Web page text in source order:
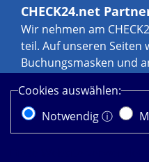
CHECK24.net
Wir nehmen am
teil. Auf unseren Seiten
Buchungsmasken und
zum Beispiel durch
Werbekostenerstattung
Informationen zur
Cookies auswählen:
Notwendig ⓘ